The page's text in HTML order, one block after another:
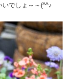
でしょ～～(^^♪